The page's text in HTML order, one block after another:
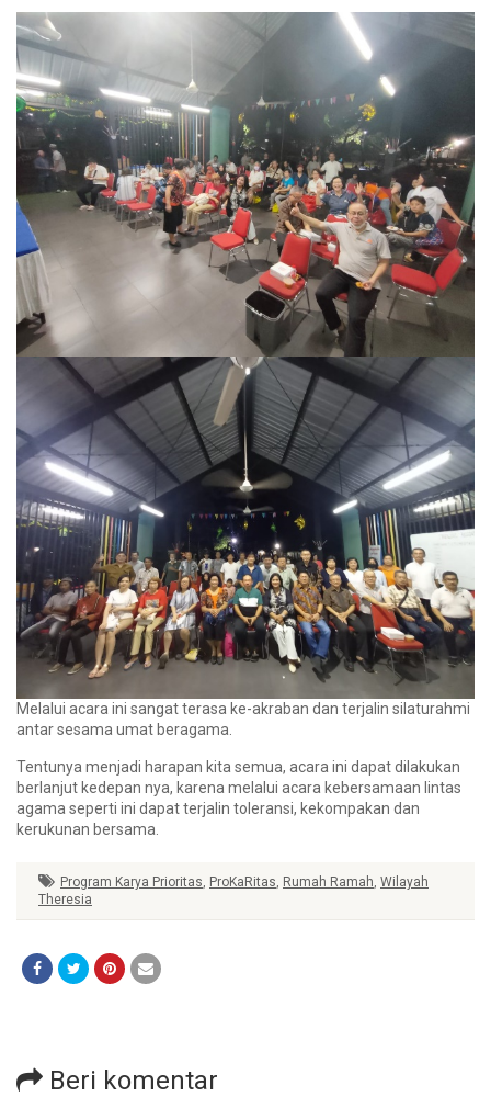
Melalui acara ini sangat terasa ke-akraban dan terjalin silaturahmi
antar sesama umat beragama.
Tentunya menjadi harapan kita semua, acara ini dapat dilakukan
berlanjut kedepan nya, karena melalui acara kebersamaan lintas
agama seperti ini dapat terjalin toleransi, kekompakan dan
kerukunan bersama.
Program Karya Prioritas, ProKaRitas, Rumah Ramah, Wilayah
Theresia
Beri komentar